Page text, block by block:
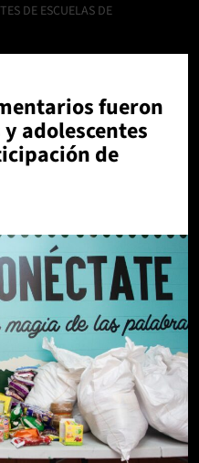
DE ESCUELAS DE
fueron
adolescentes
de